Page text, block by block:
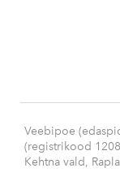
Veebipoe
(registrikood
Kehtna vald,